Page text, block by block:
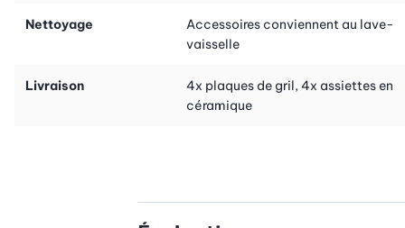
Nettoyage
Accessoires conviennent au lave-
vaisselle
Livraison
4x plaques de gril, 4x assiettes en
céramique